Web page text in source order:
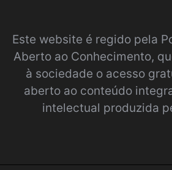
Este website é regido pela
Aberto ao Conhecimento,
à sociedade o acesso
aberto ao conteúdo
intelectual produzida